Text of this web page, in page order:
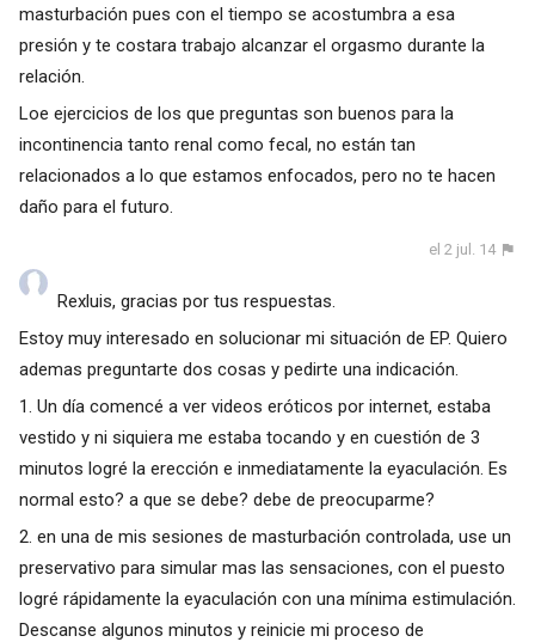
masturbación pues con el tiempo se acostumbra a esa
presión y te costara trabajo alcanzar el orgasmo durante la
relación.
Loe ejercicios de los que preguntas son buenos para la
incontinencia tanto renal como fecal, no están tan
relacionados a lo que estamos enfocados, pero no te hacen
daño para el futuro.
el 2 jul. 14
Rexluis, gracias por tus respuestas.
Estoy muy interesado en solucionar mi situación de EP. Quiero
ademas preguntarte dos cosas y pedirte una indicación.
1. Un día comencé a ver videos eróticos por internet, estaba
vestido y ni siquiera me estaba tocando y en cuestión de 3
minutos logré la erección e inmediatamente la eyaculación. Es
normal esto? a que se debe? debe de preocuparme?
2. en una de mis sesiones de masturbación controlada, use un
preservativo para simular mas las sensaciones, con el puesto
logré rápidamente la eyaculación con una mínima estimulación.
Descanse algunos minutos y reinicie mi proceso de